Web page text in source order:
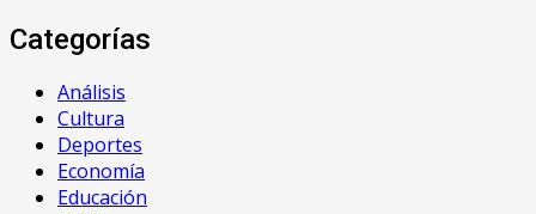
Categorías
Análisis
Cultura
Deportes
Economía
Educación